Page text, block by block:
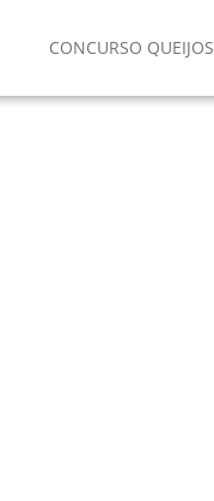
CONCURSO QUEIJOS